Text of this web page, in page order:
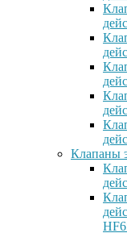
Клапаны